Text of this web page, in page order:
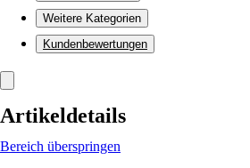
Weitere Kategorien
Kundenbewertungen
Artikeldetails
Bereich überspringen